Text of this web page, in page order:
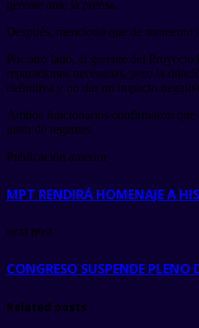
gerente ante la prensa.
Después, mencionó que de
Por otro lado, el gerente del
reparaciones necesarias, pero la
definitiva y no dar un impacto
Ambos funcionarios confirmaron
junta de regantes.
Publicación anterior
MPT RENDIRÁ HOMENAJE A
next post
CONGRESO SUSPENDE PLENO
Related posts